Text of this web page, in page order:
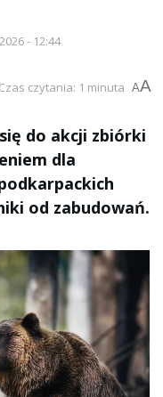
- 12:44
Czas czytania: 1 minuta AA
do akcji zbiórki
dla
od zabudowań.